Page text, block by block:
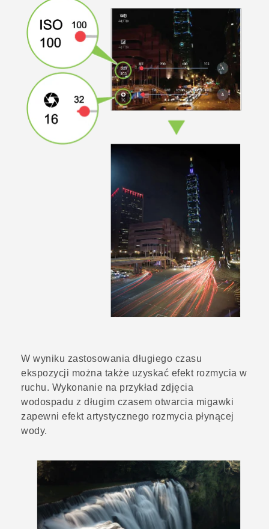
W wyniku zastosowania długiego czasu
ekspozycji można także uzyskać efekt rozmycia w
ruchu. Wykonanie na przykład zdjęcia
wodospadu z długim czasem otwarcia migawki
zapewni efekt artystycznego rozmycia płynącej
wody.